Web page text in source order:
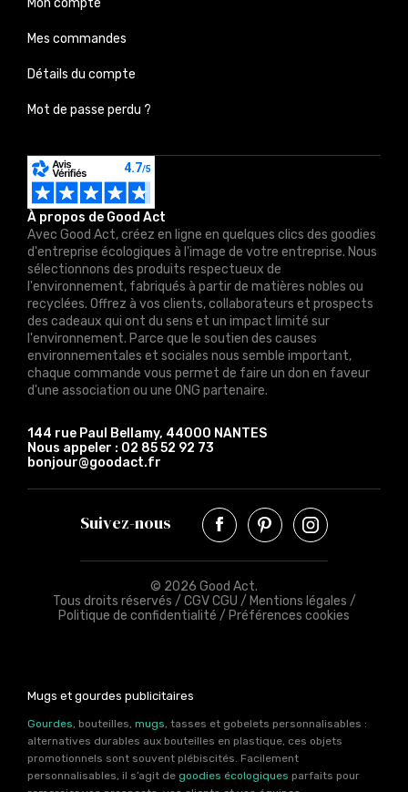
À propos de Good Act
Avec Good Act, créez en ligne en quelques clics des goodies
d'entreprise écologiques à l'image de votre entreprise. Nous
sélectionnons des produits respectueux de
l'environnement, fabriqués à partir de matières nobles ou
recyclées. Offrez à vos clients, collaborateurs et prospects
des cadeaux qui ont du sens et un impact limité sur
l'environnement. Parce que le soutien des causes
environnementales et sociales nous semble important,
chaque commande vous permet de faire un don en faveur
d'une association ou une ONG partenaire.
144 rue Paul Bellamy, 44000 NANTES
Nous appeler : 02 85 52 92 73
bonjour@goodact.fr
Mon compte
Mes commandes
Détails du compte
Mot de passe perdu ?
Suivez-nous
© 2026 Good Act.
Tous droits réservés / CGV CGU / Mentions légales /
Politique de confidentialité / Préférences cookies
Mugs et gourdes publicitaires
Gourdes , bouteilles, mugs , tasses et gobelets personnalisables :
alternatives durables aux bouteilles en plastique, ces objets
promotionnels sont souvent plébiscités. Facilement
personnalisables, il s’agit de goodies écologiques parfaits pour